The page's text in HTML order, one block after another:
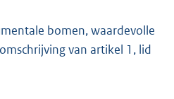
bomen, waardevolle
van artikel 1, lid